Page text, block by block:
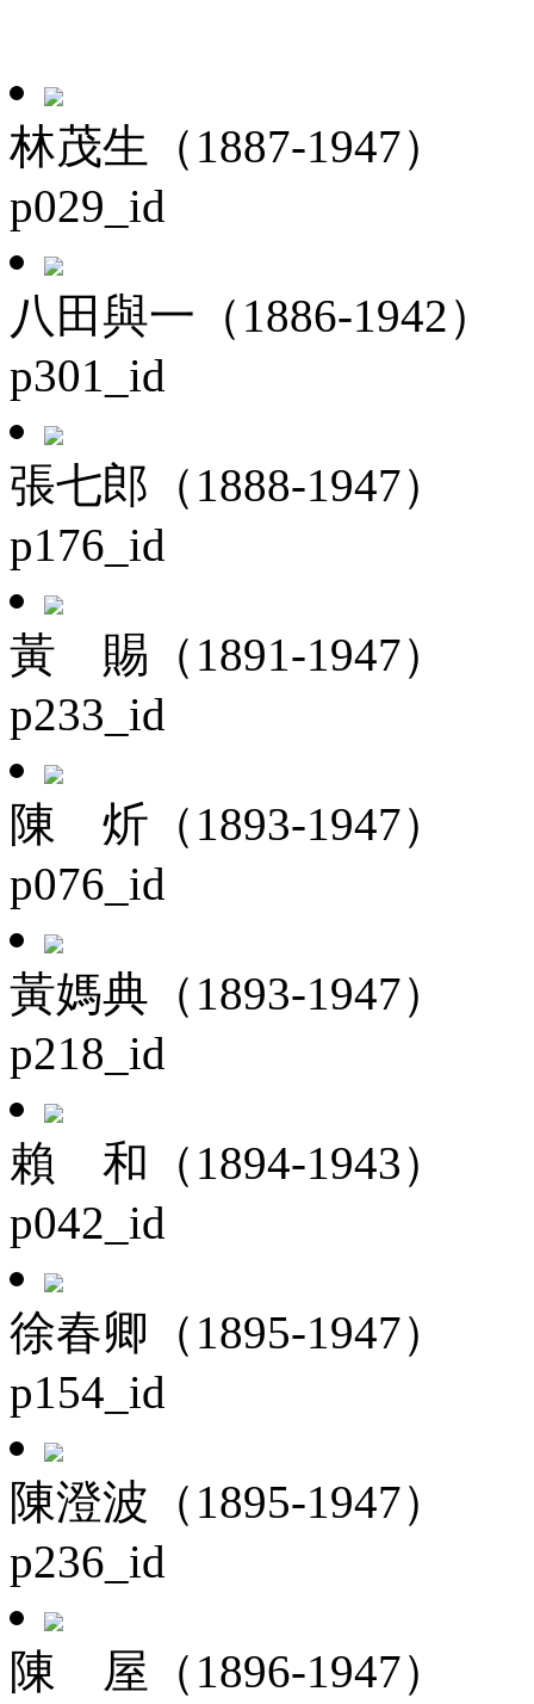
林茂生（1887-1947）
p029_id
八田與一（1886-1942）
p301_id
張七郎（1888-1947）
p176_id
黃 賜（1891-1947）
p233_id
陳 炘（1893-1947）
p076_id
黃媽典（1893-1947）
p218_id
賴 和（1894-1943）
p042_id
徐春卿（1895-1947）
p154_id
陳澄波（1895-1947）
p236_id
陳 屋（1896-1947）